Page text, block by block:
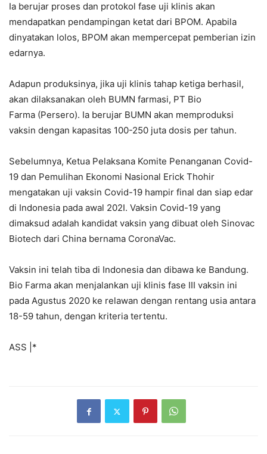
Ia berujar proses dan protokol fase uji klinis akan
mendapatkan pendampingan ketat dari BPOM. Apabila
dinyatakan lolos, BPOM akan mempercepat pemberian izin
edarnya.
Adapun produksinya, jika uji klinis tahap ketiga berhasil,
akan dilaksanakan oleh BUMN farmasi, PT Bio
Farma (Persero). Ia berujar BUMN akan memproduksi
vaksin dengan kapasitas 100-250 juta dosis per tahun.
Sebelumnya, Ketua Pelaksana Komite Penanganan Covid-
19 dan Pemulihan Ekonomi Nasional Erick Thohir
mengatakan uji vaksin Covid-19 hampir final dan siap edar
di Indonesia pada awal 202I. Vaksin Covid-19 yang
dimaksud adalah kandidat vaksin yang dibuat oleh Sinovac
Biotech dari China bernama CoronaVac.
Vaksin ini telah tiba di Indonesia dan dibawa ke Bandung.
Bio Farma akan menjalankan uji klinis fase III vaksin ini
pada Agustus 2020 ke relawan dengan rentang usia antara
18-59 tahun, dengan kriteria tertentu.
ASS |*